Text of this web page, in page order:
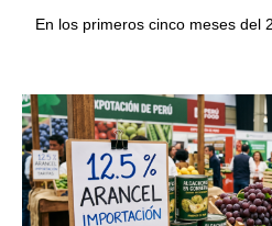
En los primeros cinco meses del